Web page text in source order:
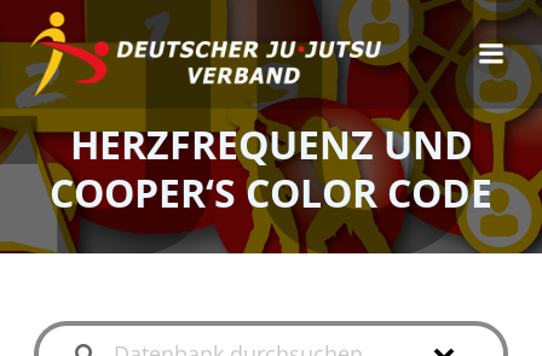
Inhalt
springen
HERZFREQUENZ UND
COOPER‘S COLOR CODE